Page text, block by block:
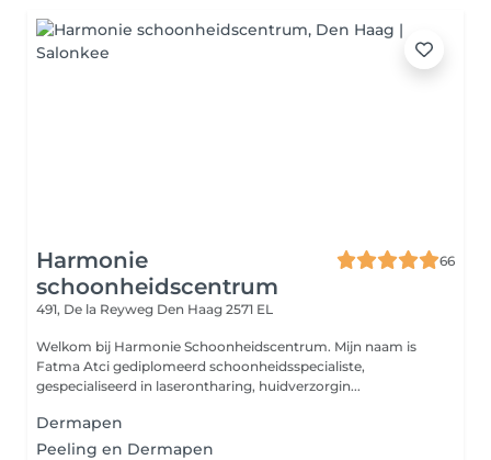
Harmonie
schoonheidscentrum
66
491, De la Reyweg Den Haag 2571 EL
Welkom bij Harmonie Schoonheidscentrum. Mijn naam is
Fatma Atci gediplomeerd schoonheidsspecialiste,
gespecialiseerd in laserontharing, huidverzorgin...
Dermapen
Peeling en Dermapen